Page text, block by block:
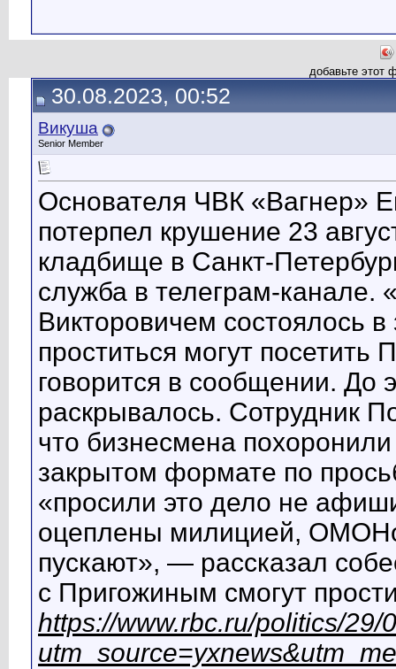
добавьте этот
30.08.2023, 00:52
Викуша
Senior Member
Основателя ЧВК «Вагнер»
потерпел крушение 23
кладбище в Санкт-
служба в телеграм-
Викторовичем
проститься могут
говорится в сообщении. До
раскрывалось. Сотрудник
что бизнесмена
закрытом формате по
«просили это дело не
оцеплены милицией,
пускают», — рассказал
с Пригожиным смогут
https://www.rbc.ru/politics/